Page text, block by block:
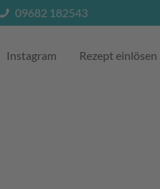
09682 182543
Instagram Rezept einlösen